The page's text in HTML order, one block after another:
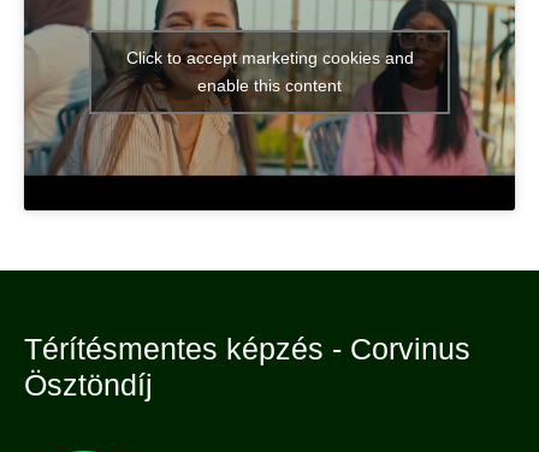
Click to accept marketing cookies and
enable this content
Térítésmentes képzés - Corvinus
Ösztöndíj